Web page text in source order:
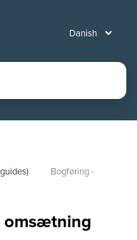
Bogføring -
omsætning